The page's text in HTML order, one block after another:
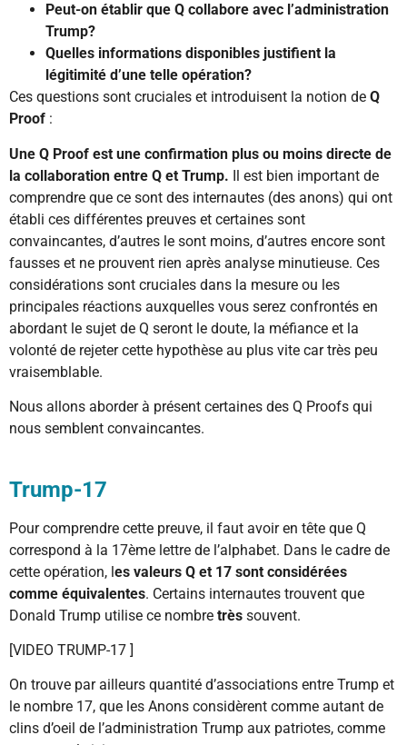
Peut-on établir que Q collabore avec l’administration
Trump?
Quelles informations disponibles justifient la
légitimité d’une telle opération?
Ces questions sont cruciales et introduisent la notion de Q
Proof :
Une Q Proof est une confirmation plus ou moins directe de
la collaboration entre Q et Trump. Il est bien important de
comprendre que ce sont des internautes (des anons) qui ont
établi ces différentes preuves et certaines sont
convaincantes, d’autres le sont moins, d’autres encore sont
fausses et ne prouvent rien après analyse minutieuse. Ces
considérations sont cruciales dans la mesure ou les
principales réactions auxquelles vous serez confrontés en
abordant le sujet de Q seront le doute, la méfiance et la
volonté de rejeter cette hypothèse au plus vite car très peu
vraisemblable.
Nous allons aborder à présent certaines des Q Proofs qui
nous semblent convaincantes.
Trump-17
Pour comprendre cette preuve, il faut avoir en tête que Q
correspond à la 17ème lettre de l’alphabet. Dans le cadre de
cette opération, les valeurs Q et 17 sont considérées
comme équivalentes. Certains internautes trouvent que
Donald Trump utilise ce nombre très souvent.
[VIDEO TRUMP-17 ]
On trouve par ailleurs quantité d’associations entre Trump et
le nombre 17, que les Anons considèrent comme autant de
clins d’oeil de l’administration Trump aux patriotes, comme